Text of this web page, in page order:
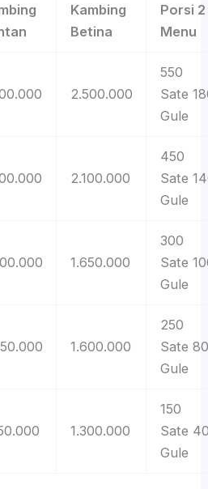
Kambing
Betina
Porsi 2
Menu
2.500.000
550
Sate
Gule
2.100.000
450
Sate
Gule
1.650.000
300
Sate
Gule
1.600.000
250
Sate 80
Gule
1.300.000
150
Sate
Gule